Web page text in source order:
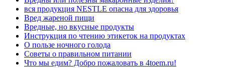
вся продукция NESTLE опасна для здоровья
Вред жареной пищи
Вредные, но вкусные продукты
Инструкция по чтению этикеток на продуктах
О пользе ночного голода
Советы о правильном питании
Что мы едим? Добро пожаловать в 4toem.ru!